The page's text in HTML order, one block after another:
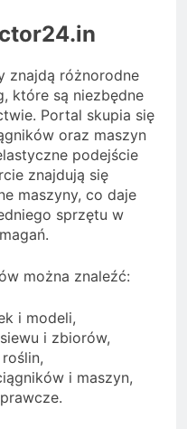
znajdą różnorodne
które są niezbędne
Portal skupia się
oraz maszyn
podejście
znajdują się
maszyny, co daje
sprzętu w
można znaleźć:
i modeli,
i zbiorów,
i maszyn,